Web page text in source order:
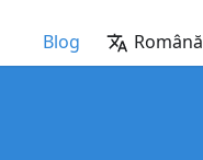
Blog Română